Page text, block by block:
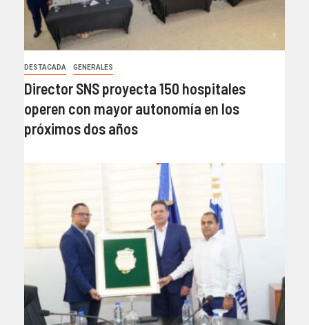
DESTACADA GENERALES
Director SNS proyecta 150 hospitales
operen con mayor autonomía en los
próximos dos años